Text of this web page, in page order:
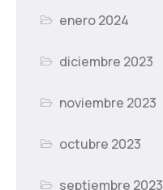
enero 2024
diciembre 2023
noviembre 2023
octubre 2023
septiembre 2023